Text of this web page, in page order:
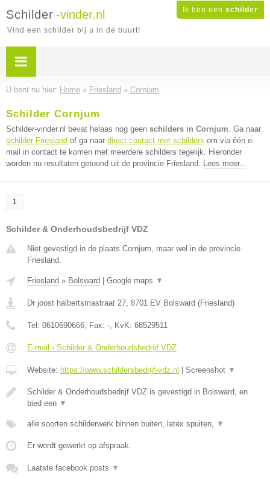
Ik ben een schilder
Schilder -vinder.nl
Vind een schilder bij u in de buurt!
U bent nu hier: Home » Friesland » Cornjum
Schilder Cornjum
Schilder-vinder.nl bevat helaas nog geen schilders in Cornjum. Ga naar
schilder Friesland of ga naar direct contact met schilders om via één e-
mail in contact te komen met meerdere schilders tegelijk. Hieronder
worden nu resultaten getoond uit de provincie Friesland. Lees meer...
1
Schilder & Onderhoudsbedrijf VDZ
Niet gevestigd in de plaats Cornjum, maar wel in de provincie
Friesland.
Friesland » Bolsward Google maps ▼
Dr joost halbertsmastraat 27, 8701 EV Bolsward (Friesland)
Tel: 0610690666, Fax: -, KvK: 68529511
E-mail › Schilder & Onderhoudsbedrijf VDZ
Website: https://www.schildersbedrijf-vdz.nl Screenshot ▼
Schilder & Onderhoudsbedrijf VDZ is gevestigd in Bolsward, en
bied een ▼
alle soorten schilderwerk binnen buiten, latex spuiten, ▼
Er wordt gewerkt op afspraak.
Laatste facebook posts ▼